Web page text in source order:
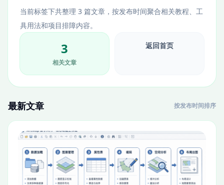
当前标签下共整理 3 篇文章，按发布时间聚合相关教程、工
具用法和项目排障内容。
3
相关文章
返回首页
最新文章 按发布时间排序